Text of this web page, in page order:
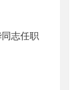
志任职